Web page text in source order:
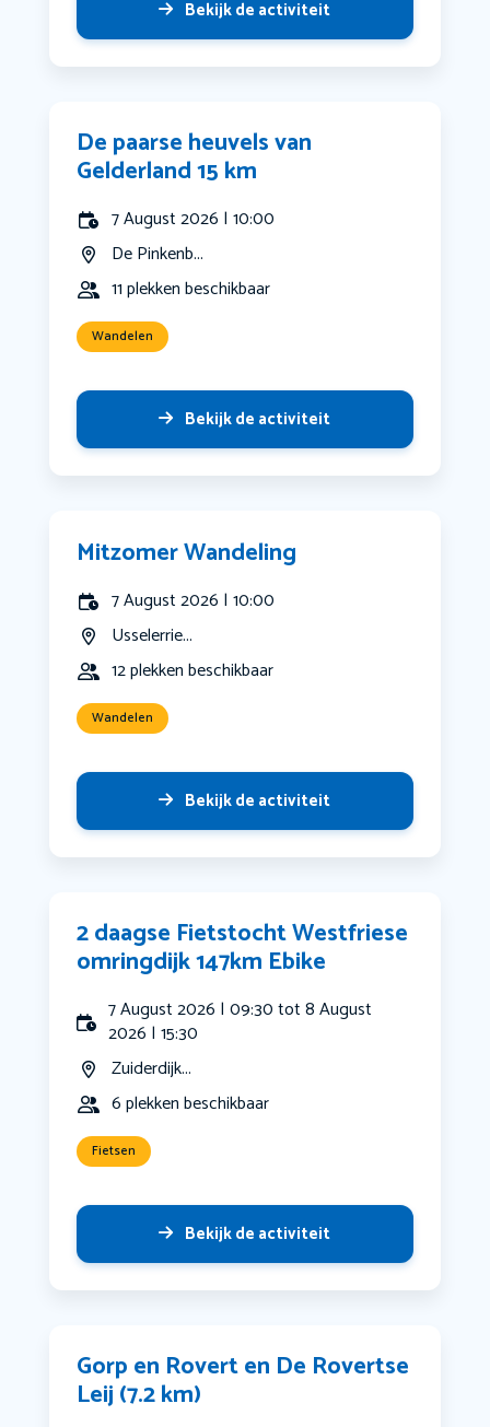
Bekijk de activiteit
De paarse heuvels van
Gelderland 15 km
7 August 2026 | 10:00
De Pinkenb...
11 plekken beschikbaar
Wandelen
Bekijk de activiteit
Mitzomer Wandeling
7 August 2026 | 10:00
Usselerrie...
12 plekken beschikbaar
Wandelen
Bekijk de activiteit
2 daagse Fietstocht Westfriese
omringdijk 147km Ebike
7 August 2026 | 09:30 tot 8 August
2026 | 15:30
Zuiderdijk...
6 plekken beschikbaar
Fietsen
Bekijk de activiteit
Gorp en Rovert en De Rovertse
Leij (7.2 km)